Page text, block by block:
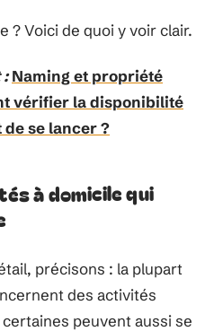
? Voici de quoi y voir clair.
: Naming et propriété
vérifier la disponibilité
se lancer ?
à domicile qui
précisons : la plupart
des activités
peuvent aussi se